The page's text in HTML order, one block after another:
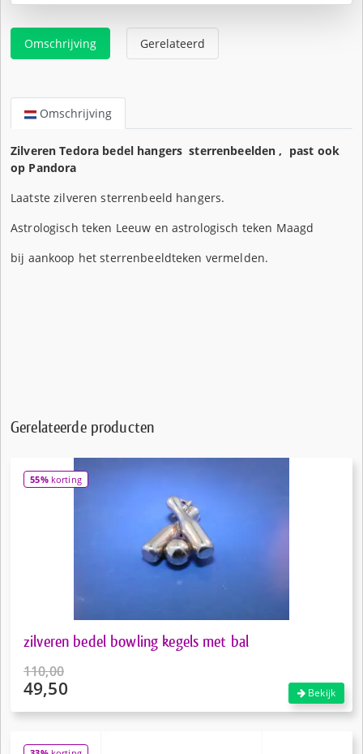
Omschrijving Gerelateerd
Omschrijving
Zilveren Tedora bedel hangers sterrenbeelden , past ook
op Pandora
Laatste zilveren sterrenbeeld hangers.
Astrologisch teken Leeuw en astrologisch teken Maagd
bij aankoop het sterrenbeeldteken vermelden.
Gerelateerde producten
55%korting
zilveren bedel bowling kegels met bal
110,00
Oorspronkelijke
49,50
is:
Bekijk